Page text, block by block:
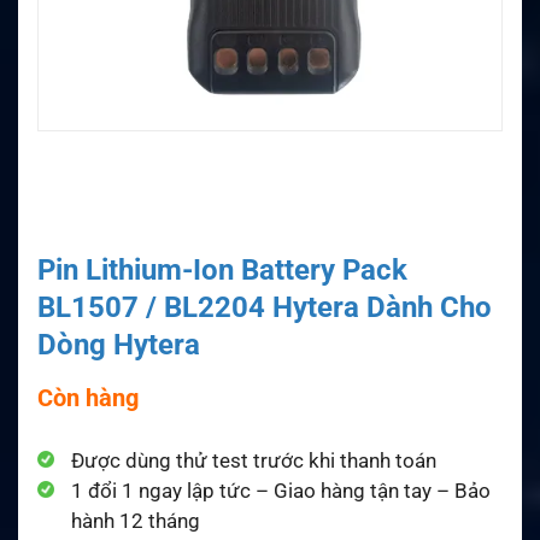
Pin Lithium-Ion Battery Pack
BL1507 / BL2204 Hytera Dành Cho
Dòng Hytera
Còn hàng
Được dùng thử test trước khi thanh toán
1 đổi 1 ngay lập tức – Giao hàng tận tay – Bảo
hành 12 tháng